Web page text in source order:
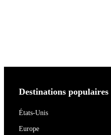
Destinations populaires
États-Unis
Europe